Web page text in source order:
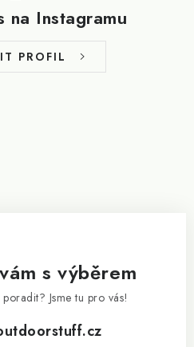
na Instagramu
PROFIL
s výběrem
Jsme tu pro vás!